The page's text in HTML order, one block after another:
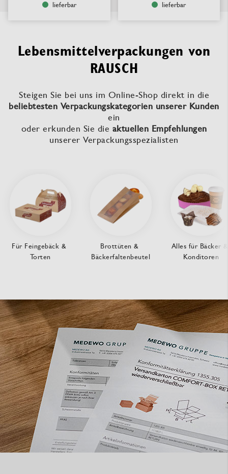
lieferbar lieferbar
Lebens­mittel­ver­pack­ung­en von
RAUSCH
Steigen Sie bei uns im Online-Shop direkt in die
beliebtesten Verpackungskategorien unserer Kunden
ein
oder erkunden Sie die aktuellen Empfehlungen
unserer Verpackungsspezialisten
Für Feingebäck &
Torten
Brottüten &
Bäckerfaltenbeutel
Alles für Bäcker &
Konditoren